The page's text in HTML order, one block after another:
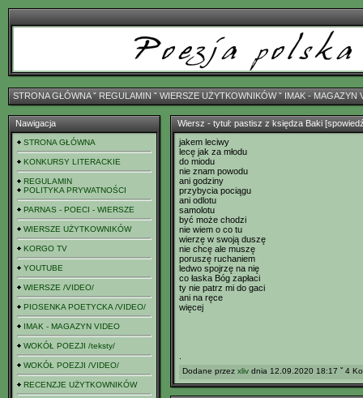
STRONA GŁÓWNAˇ REGULAMIN ˇ WIERSZE UŻYTKOWNIKÓWˇ IMAK - MAGAZYN
Nawigacja
STRONA GŁÓWNA
KONKURSY LITERACKIE
REGULAMIN
POLITYKA PRYWATNOŚCI
PARNAS - POECI - WIERSZE
WIERSZE UŻYTKOWNIKÓW
KORGO TV
YOUTUBE
WIERSZE /VIDEO/
PIOSENKA POETYCKA /VIDEO/
IMAK - MAGAZYN VIDEO
WOKÓŁ POEZJI /teksty/
WOKÓŁ POEZJI /VIDEO/
RECENZJE UŻYTKOWNIKÓW
Wiersz - tytuł: pastisz z księdza Baki
jakem leciwy
lecę jak za młodu
do miodu
nie znam powodu
ani godziny
przybycia pociągu
ani odlotu
samolotu
być może chodzi
nie wiem o co tu
wierzę w swoją duszę
nie chcę ale muszę
poruszę ruchaniem
ledwo spojrzę na nię
co łaska Bóg zapłaci
ty nie patrz mi do gaci
ani na ręce
więcej
Dodane przez xliv dnia 12.09.2020 18:17 ˇ 4